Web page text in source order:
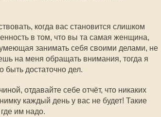
когда вас становится слишком
в том, что вы та самая женщина,
занимать себя своими делами, не
на меня обращать внимания, тогда я
быть достаточно дел.
отдавайте себе отчёт, что никаких
каждый день у вас не будет! Такие
им надо.